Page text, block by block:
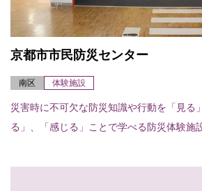
京都市市民防災センター
南区 体験施設
災害時に不可欠な防災知識や行動を「見る
る」、「感じる」ことで学べる防災体験施
ぶ「地震体験室」、大...